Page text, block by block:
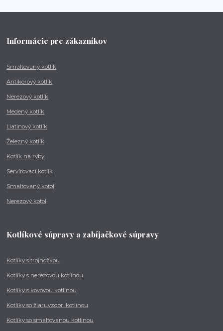
Informácie pre zákazníkov
Smaltovaný kotlík
Antikorový kotlík
Nerezový kotlík
Medený kotlík
Liatinový kotlík
Železný kotlík
Kotlík na ryby
Servírovací kotlík
Smaltovaný kotol
Nerezový kotol
Kotlíkové súpravy a zabíjačkové súpravy
Kotlíky s trojnožkou
Kotlíky s nerezovou kotlinou
Kotlíky s kovovou kotlinou
Kotlíky so žiaruvzdor. kotlinou
Kotlíky so smaltovanou kotlinou